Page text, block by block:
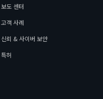
보도 센터
고객 사례
신뢰 & 사이버 보안
특허